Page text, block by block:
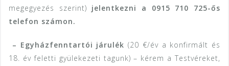
megegyezés szerint) jelentkezni a 0915 710 725-ős
telefon számon.
– Egyházfenntartói járulék (20 €/év a konfirmált és
18. év feletti gyülekezeti tagunk) – kérem a Testvéreket,